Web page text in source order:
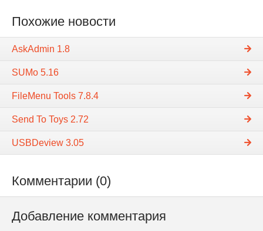
Похожие новости
AskAdmin 1.8
SUMo 5.16
FileMenu Tools 7.8.4
Send To Toys 2.72
USBDeview 3.05
Комментарии (0)
Добавление комментария